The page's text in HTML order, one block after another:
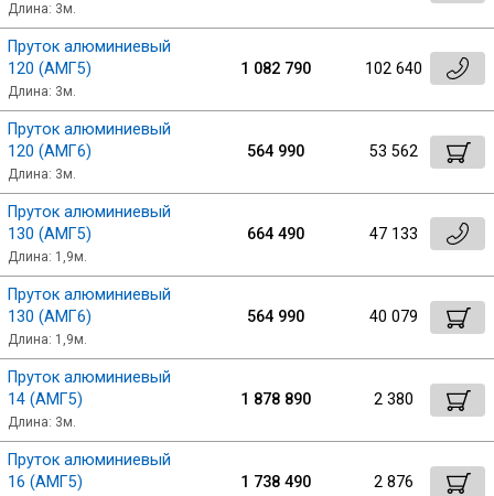
Длина: 3м.
Пруток алюминиевый
120 (АМГ5)
Длина: 3м.
1 082 790 102 640
Пруток алюминиевый
120 (АМГ6)
Длина: 3м.
564 990 53 562
Пруток алюминиевый
130 (АМГ5)
Длина: 1,9м.
664 490 47 133
Пруток алюминиевый
130 (АМГ6)
Длина: 1,9м.
564 990 40 079
Пруток алюминиевый
14 (АМГ5)
Длина: 3м.
1 878 890 2 380
Пруток алюминиевый
16 (АМГ5)
1 738 490 2 876